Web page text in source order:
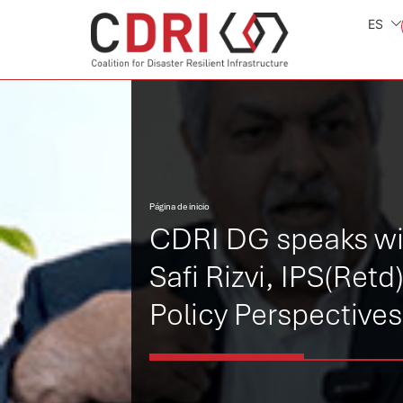
ES
Página de inicio
CDRI DG speaks
Safi Rizvi,
Policy Perspectives
Foundation